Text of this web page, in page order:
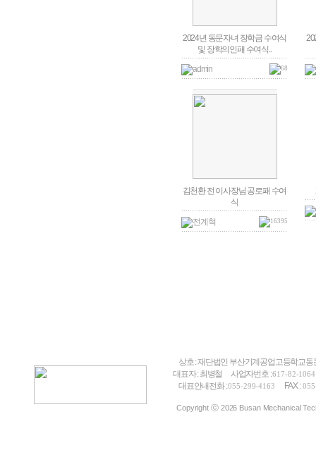
2024년 동문자녀 장학금 수여식
및 장학의인패 수여식..
admin
68
김천환 전 이사장님 공로패 수여
식
전계혁
16395
상호 : 재단법인 부산기계공업고등학교
대표자 : 최병철
사업자번호 :617-82-
대표안내전화 :055-299-4163 FAX :
Copyright ⓒ 2026 Busan Mechanical